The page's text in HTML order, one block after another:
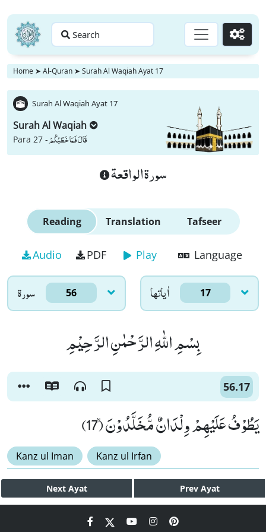
Search Go
Home ➤ Al-Quran ➤ Surah Al Waqiah Ayat 17
Surah Al Waqiah Ayat 17
Surah Al Waqiah
Para 27 -قَالَ فَمَا خَطْبُكُمْ
سورة الواقعة
Reading Translation Tafseer
Audio PDF Play Language
سورۃ 56 اٰياتها 17
بِسْمِ اللّٰهِ الرَّحْمٰنِ الرَّحِیْمِ
56.17
یَطُوْفُ عَلَیْهِمْ وِلْدَانٌ مُّخَلَّدُوْنَۙ (17)
Kanz ul Iman Kanz ul Irfan
Next Ayat Prev Ayat